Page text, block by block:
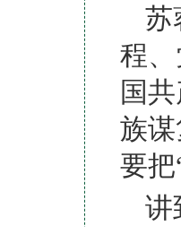
苏
程
国
族
要
讲